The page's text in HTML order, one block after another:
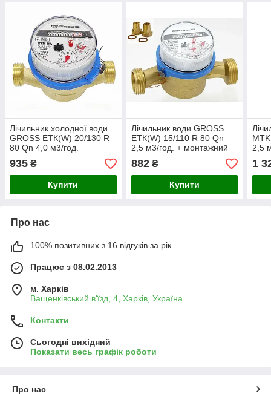
Лічильник холодної води
GROSS ETК(W) 20/130 R
80 Qn 4,0 м3/год.
935 ₴
Купити
Лічильник води GROSS
ETК(W) 15/110 R 80 Qn
2,5 м3/год. + монтажний
компл.
882₴
Купити
2,5
1
Про нас
100% позитивних з 16 відгуків за рік
Працює з 08.02.2013
м. Харків
Ващенківський в'їзд, 4, Харків, Україна
Контакти
Сьогодні вихідний
Показати весь графік роботи
Про нас